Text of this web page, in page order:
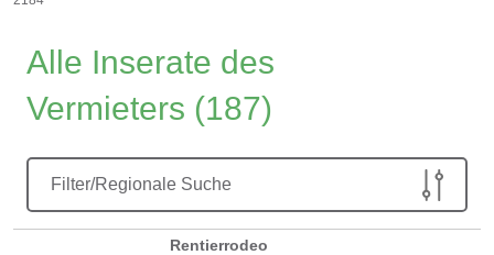
Alle Inserate des
Vermieters (187)
Filter/Regionale Suche
Rentierrodeo